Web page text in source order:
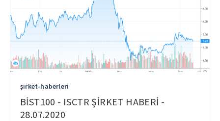
şirket-haberleri
BİST100 - ISCTR ŞİRKET HABERİ -
28.07.2020